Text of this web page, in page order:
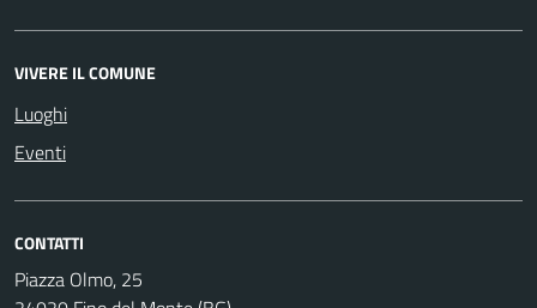
VIVERE IL COMUNE
Luoghi
Eventi
CONTATTI
Piazza Olmo, 25